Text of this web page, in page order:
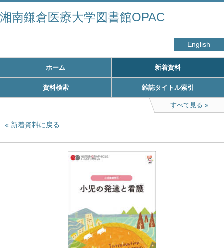
湘南鎌倉医療大学図書館OPAC
English
ホーム 新着資料
資料検索 雑誌タイトル索引
すべて見る
新着資料に戻る